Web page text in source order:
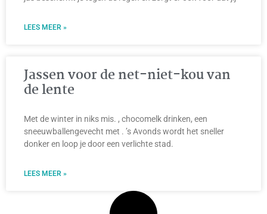
LEES MEER »
Jassen voor de net-niet-kou van
de lente
Met de winter in niks mis. , chocomelk drinken, een
sneeuwballengevecht met . ’s Avonds wordt het sneller
donker en loop je door een verlichte stad.
LEES MEER »